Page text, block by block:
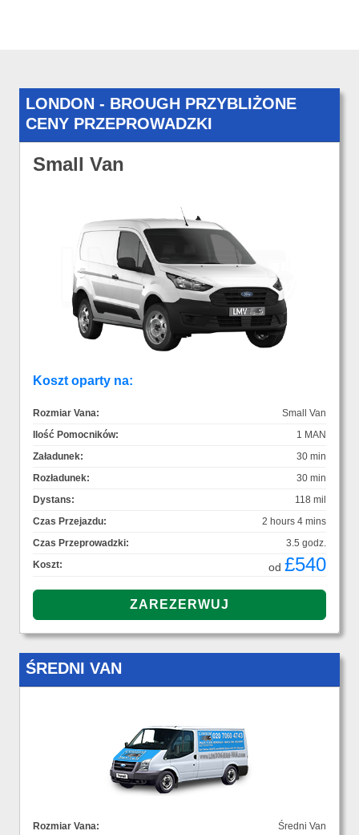
LONDON - BROUGH PRZYBLIŻONE
CENY PRZEPROWADZKI
Small Van
Koszt oparty na:
Rozmiar Vana:
Small Van
Ilość Pomocników:
1 MAN
Załadunek:
30 min
Rozładunek:
30 min
Dystans:
118 mil
Czas Przejazdu:
2 hours 4 mins
Czas Przeprowadzki:
3.5 godz.
Koszt:
od £540
ŚREDNI VAN
Rozmiar Vana:
Średni Van